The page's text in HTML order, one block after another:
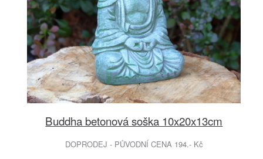
Buddha betonová soška 10x20x13cm
DOPRODEJ - PŮVODNÍ CENA 194.- Kč